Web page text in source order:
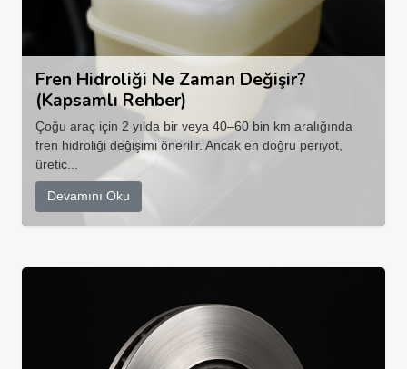
Fren Hidroliği Ne Zaman Değişir?
(Kapsamlı Rehber)
Çoğu araç için 2 yılda bir veya 40–60 bin km aralığında
fren hidroliği değişimi önerilir. Ancak en doğru periyot,
üretic...
Devamını Oku